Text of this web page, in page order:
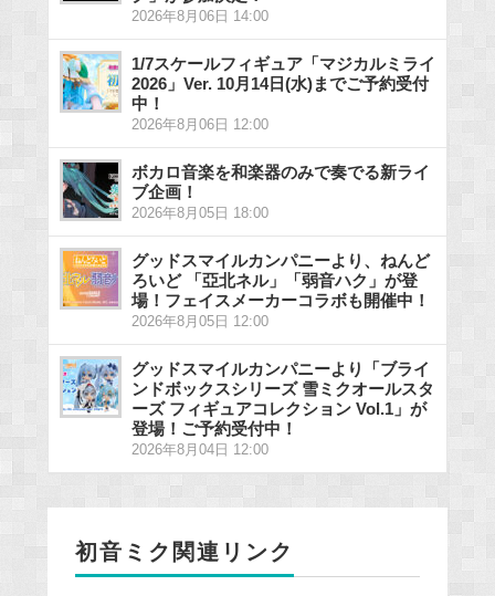
2026年8月06日 14:00
1/7スケールフィギュア「マジカルミライ
2026」Ver. 10月14日(水)までご予約受付
中！
2026年8月06日 12:00
ボカロ音楽を和楽器のみで奏でる新ライ
ブ企画！
2026年8月05日 18:00
グッドスマイルカンパニーより、ねんど
ろいど 「亞北ネル」「弱音ハク」が登
場！フェイスメーカーコラボも開催中！
2026年8月05日 12:00
グッドスマイルカンパニーより「ブライ
ンドボックスシリーズ 雪ミクオールスタ
ーズ フィギュアコレクション Vol.1」が
登場！ご予約受付中！
2026年8月04日 12:00
初音ミク関連リンク